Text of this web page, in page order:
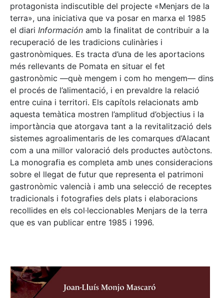
protagonista indiscutible del projecte «Menjars de la
terra», una iniciativa que va posar en marxa el 1985
el diari Información amb la finalitat de contribuir a la
recuperació de les tradicions culinàries i
gastronòmiques. Es tracta d’una de les aportacions
més rellevants de Pomata en situar el fet
gastronòmic —què mengem i com ho mengem— dins
el procés de l’alimentació, i en prevaldre la relació
entre cuina i territori. Els capítols relacionats amb
aquesta temàtica mostren l’amplitud d’objectius i la
importància que atorgava tant a la revitalització dels
sistemes agroalimentaris de les comarques d’Alacant
com a una millor valoració dels productes autòctons.
La monografia es completa amb unes consideracions
sobre el llegat de futur que representa el patrimoni
gastronòmic valencià i amb una selecció de receptes
tradicionals i fotografies dels plats i elaboracions
recollides en els col·leccionables Menjars de la terra
que es van publicar entre 1985 i 1996.